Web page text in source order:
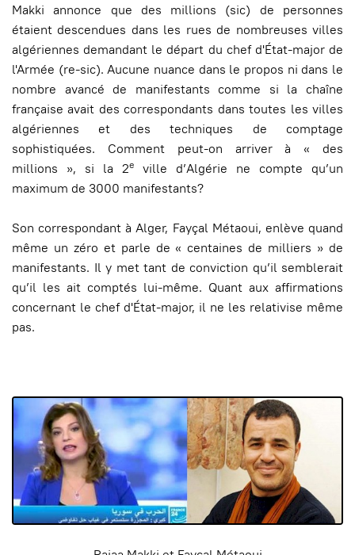
Makki annonce que des millions (sic) de personnes
étaient descendues dans les rues de nombreuses villes
algériennes demandant le départ du chef d'État-major de
l'Armée (re-sic). Aucune nuance dans le propos ni dans le
nombre avancé de manifestants comme si la chaîne
française avait des correspondants dans toutes les villes
algériennes et des techniques de comptage
sophistiquées. Comment peut-on arriver à « des
millions », si la 2e
ville d’Algérie ne compte qu’un
maximum de 3000 manifestants?
Son correspondant à Alger, Fayçal Métaoui, enlève quand
même un zéro et parle de « centaines de milliers » de
manifestants. Il y met tant de conviction qu’il semblerait
qu’il les ait comptés lui-même. Quant aux affirmations
concernant le chef d'État-major, il ne les relativise même
pas.